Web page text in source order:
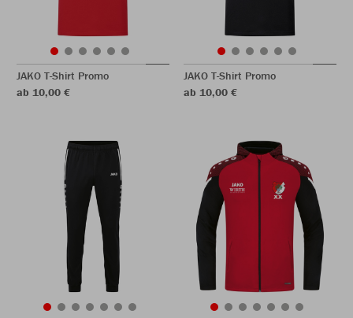
JAKO T-Shirt Promo
ab 10,00 €
JAKO T-Shirt Promo
ab 10,00 €